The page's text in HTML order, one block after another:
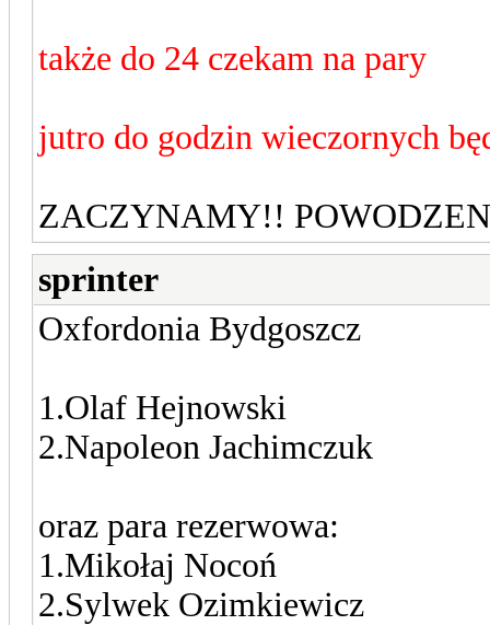
także do 24 czekam na pary
jutro do godzin wieczornych
ZACZYNAMY!!
sprinter
Oxfordonia Bydgoszcz
1.Olaf Hejnowski
2.Napoleon Jachimczuk
oraz para rezerwowa:
1.Mikołaj Nocoń
2.Sylwek Ozimkiewicz